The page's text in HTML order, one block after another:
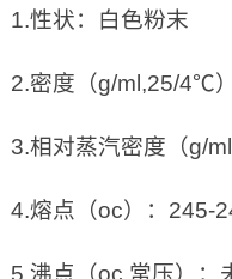
1.性状：白色粉末
2.密度（g/ml,25/4℃
3.相对蒸汽密度（g/
4.熔点（oc）：245-